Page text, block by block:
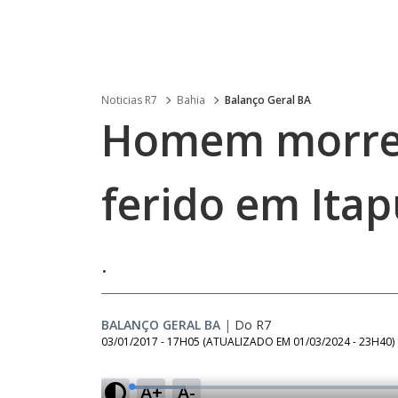
Noticias R7 Bahia Balanço Geral BA
Homem
ferido em
.
BALANÇO GERAL BA | Do R7
03/01/2017 - 17H05 (ATUALIZADO EM 01/03/2024 - 23H40)
A+ A-
L